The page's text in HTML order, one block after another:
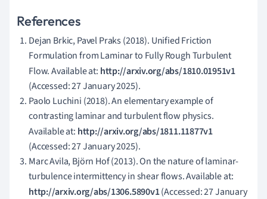
References
Dejan Brkic, Pavel Praks (2018). Unified Friction
Formulation from Laminar to Fully Rough Turbulent
Flow. Available at: http://arxiv.org/abs/1810.01951v1
(Accessed: 27 January 2025).
Paolo Luchini (2018). An elementary example of
contrasting laminar and turbulent flow physics.
Available at: http://arxiv.org/abs/1811.11877v1
(Accessed: 27 January 2025).
Marc Avila, Björn Hof (2013). On the nature of laminar-
turbulence intermittency in shear flows. Available at:
http://arxiv.org/abs/1306.5890v1(Accessed: 27 January